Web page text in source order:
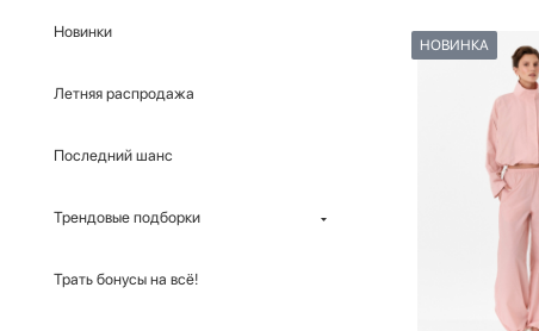
НОВИНКА
Новинки
Летняя распродажа
Последний шанс
Трендовые подборки
Трать бонусы на всё!